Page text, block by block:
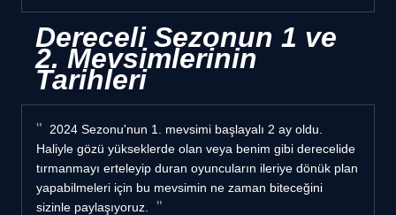
Dereceli Sezonun 1 ve
2. Mevsimlerinin
Tarihleri
2024 Sezonu'nun 1. mevsimi başlayalı 2 ay oldu.
Haliyle gözü yükseklerde olan veya benim gibi derecelide
tırmanmayı erteleyip duran oyuncuların ileriye dönük plan
yapabilmeleri için bu mevsimin ne zaman biteceğini
sizinle paylaşıyoruz.